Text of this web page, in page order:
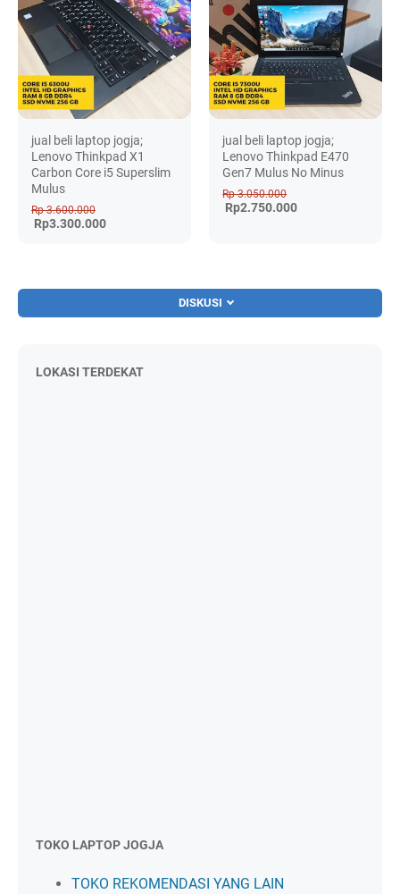
jual beli laptop jogja;
Lenovo Thinkpad X1
Carbon Core i5 Superslim
Mulus
Rp 3.600.000
Rp3.300.000
jual beli laptop jogja;
Lenovo Thinkpad E470
Gen7 Mulus No Minus
Rp 3.050.000
Rp2.750.000
DISKUSI
LOKASI TERDEKAT
TOKO LAPTOP JOGJA
TOKO REKOMENDASI YANG LAIN